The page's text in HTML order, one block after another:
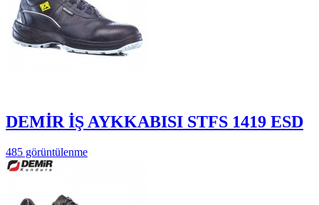
DEMİR İŞ AYKKABISI STFS 1419 ESD
485 görüntülenme